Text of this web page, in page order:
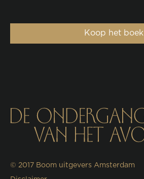
Koop het boek
© 2017 Boom uitgevers Amsterdam